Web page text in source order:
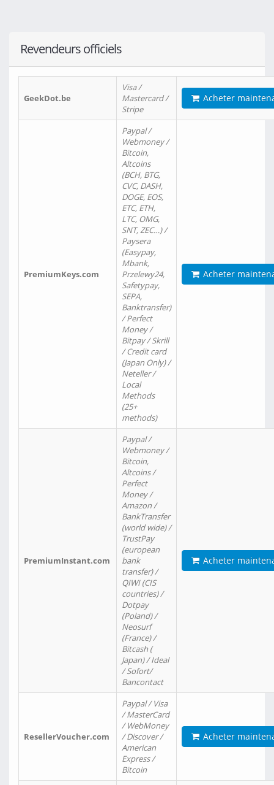
Revendeurs officiels
GeekDot.be
Visa /
Mastercard /
Stripe
Acheter
PremiumKeys.com
Paypal /
Webmoney /
Bitcoin,
Altcoins
(BCH, BTG,
CVC, DASH,
DOGE, EOS,
ETC, ETH,
LTC, OMG,
SNT, ZEC…) /
Paysera
(Easypay,
Mbank,
Przelewy24,
Safetypay,
SEPA,
Banktransfer)
/ Perfect
Money /
Bitpay / Skrill
/ Credit card
(Japan Only) /
Neteller /
Local
Methods
(25+
methods)
Acheter
PremiumInstant.com
Paypal /
Webmoney /
Bitcoin,
Altcoins /
Perfect
Money /
Amazon /
BankTransfer
(world wide) /
TrustPay
(european
bank
transfer) /
QIWI (CIS
countries) /
Dotpay
(Poland) /
Neosurf
(France) /
Bitcash (
Japan) / Ideal
/ Sofort/
Bancontact
Acheter
ResellerVoucher.com
Paypal / Visa
/ MasterCard
/ WebMoney
/ Discover /
American
Express /
Bitcoin
Acheter